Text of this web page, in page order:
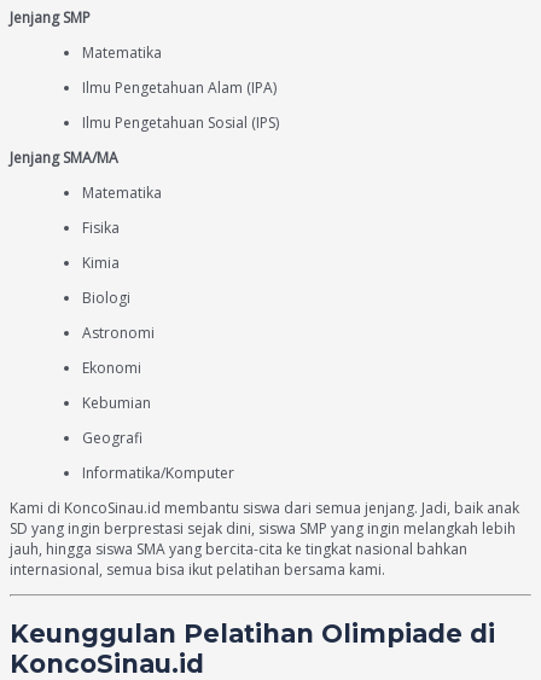
Jenjang SMP
Matematika
Ilmu Pengetahuan Alam (IPA)
Ilmu Pengetahuan Sosial (IPS)
Jenjang SMA/MA
Matematika
Fisika
Kimia
Biologi
Astronomi
Ekonomi
Kebumian
Geografi
Informatika/Komputer
Kami di KoncoSinau.id membantu siswa dari semua jenjang. Jadi, baik anak
SD yang ingin berprestasi sejak dini, siswa SMP yang ingin melangkah lebih
jauh, hingga siswa SMA yang bercita-cita ke tingkat nasional bahkan
internasional, semua bisa ikut pelatihan bersama kami.
Keunggulan Pelatihan Olimpiade di
KoncoSinau.id